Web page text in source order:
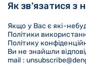
Як зв’язатися з
Якщо у Вас є які-
Політики
Політику
Ви не знайшли
mail :